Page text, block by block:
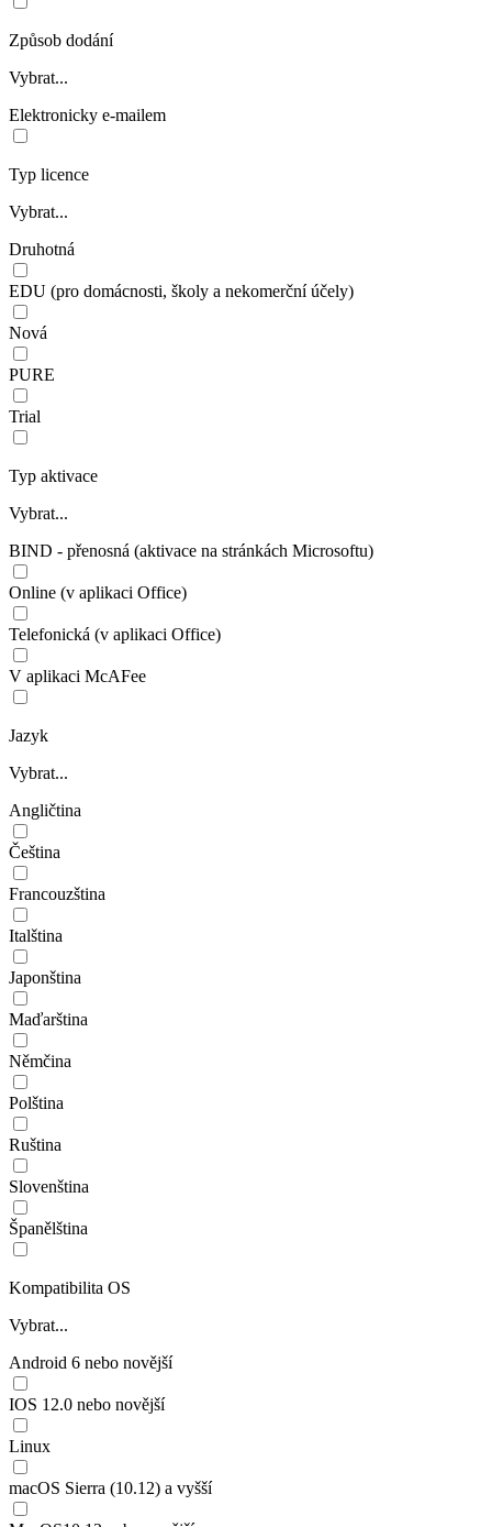
Způsob dodání
Vybrat...
Elektronicky e-mailem
Typ licence
Vybrat...
Druhotná
EDU (pro domácnosti, školy a nekomerční účely)
Nová
PURE
Trial
Typ aktivace
Vybrat...
BIND - přenosná (aktivace na stránkách Microsoftu)
Online (v aplikaci Office)
Telefonická (v aplikaci Office)
V aplikaci McAFee
Jazyk
Vybrat...
Angličtina
Čeština
Francouzština
Italština
Japonština
Maďarština
Němčina
Polština
Ruština
Slovenština
Španělština
Kompatibilita OS
Vybrat...
Android 6 nebo novější
IOS 12.0 nebo novější
Linux
macOS Sierra (10.12) a vyšší